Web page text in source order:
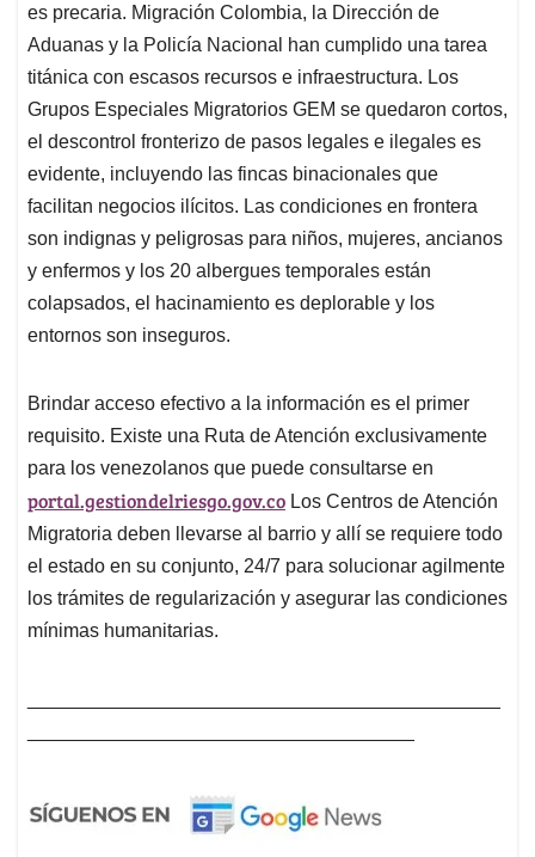
es precaria. Migración Colombia, la Dirección de
Aduanas y la Policía Nacional han cumplido una tarea
titánica con escasos recursos e infraestructura. Los
Grupos Especiales Migratorios GEM se quedaron cortos,
el descontrol fronterizo de pasos legales e ilegales es
evidente, incluyendo las fincas binacionales que
facilitan negocios ilícitos. Las condiciones en frontera
son indignas y peligrosas para niños, mujeres, ancianos
y enfermos y los 20 albergues temporales están
colapsados, el hacinamiento es deplorable y los
entornos son inseguros.
Brindar acceso efectivo a la información es el primer
requisito. Existe una Ruta de Atención exclusivamente
para los venezolanos que puede consultarse en
portal.gestiondelriesgo.gov.co Los Centros de Atención
Migratoria deben llevarse al barrio y allí se requiere todo
el estado en su conjunto, 24/7 para solucionar agilmente
los trámites de regularización y asegurar las condiciones
mínimas humanitarias.